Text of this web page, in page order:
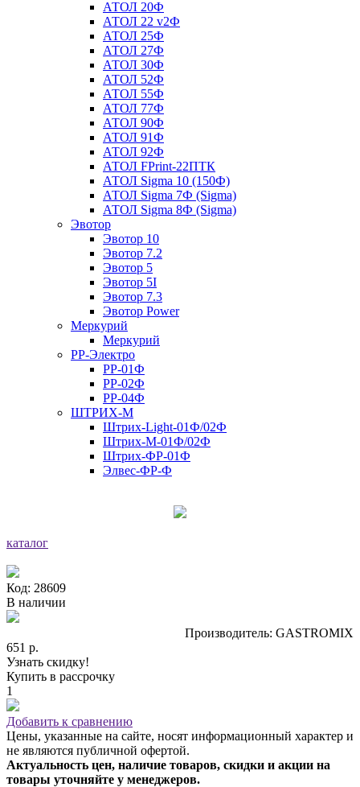
АТОЛ 20Ф
АТОЛ 22 v2Ф
АТОЛ 25Ф
АТОЛ 27Ф
АТОЛ 30Ф
АТОЛ 52Ф
АТОЛ 55Ф
АТОЛ 77Ф
АТОЛ 90Ф
АТОЛ 91Ф
АТОЛ 92Ф
АТОЛ FPrint-22ПТК
АТОЛ Sigma 10 (150Ф)
АТОЛ Sigma 7Ф (Sigma)
АТОЛ Sigma 8Ф (Sigma)
Эвотор
Эвотор 10
Эвотор 7.2
Эвотор 5
Эвотор 5I
Эвотор 7.3
Эвотор Power
Меркурий
Меркурий
РР-Электро
РР-01Ф
РР-02Ф
РР-04Ф
ШТРИХ-М
Штрих-Light-01Ф/02Ф
Штрих-М-01Ф/02Ф
Штрих-ФР-01Ф
Элвес-ФР-Ф
каталог
Код: 28609
В наличии
Производитель: GASTROMIX
651 р.
Узнать скидку!
Купить в рассрочку
1
Добавить к сравнению
Цены, указанные на сайте, носят информационный характер и
не являются публичной офертой.
Актуальность цен, наличие товаров, скидки и акции на
товары уточняйте у менеджеров.